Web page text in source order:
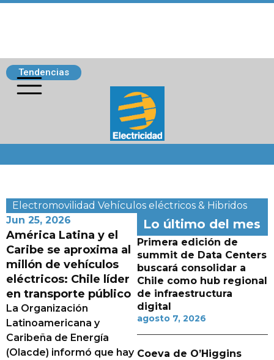
Tendencias
Electromovilidad Vehículos eléctricos & Hibridos
Jun 25, 2026
América Latina y el
Caribe se aproxima al
millón de vehículos
eléctricos: Chile líder
en transporte público
La Organización
Latinoamericana y
Caribeña de Energía
(Olacde) informó que hay
Lo último del mes
Primera edición de
summit de Data Centers
buscará consolidar a
Chile como hub regional
de infraestructura
digital
agosto 7, 2026
Coeva de O’Higgins